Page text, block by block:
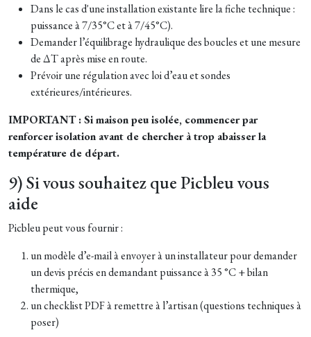
Dans le cas d'une installation existante lire la fiche technique :
puissance à 7/35°C et à 7/45°C).
Demander l’équilibrage hydraulique des boucles et une mesure
de ΔT après mise en route.
Prévoir une régulation avec loi d’eau et sondes
extérieures/intérieures.
IMPORTANT : Si maison peu isolée, commencer par
renforcer isolation avant de chercher à trop abaisser la
température de départ.
9) Si vous souhaitez que Picbleu vous
aide
Picbleu peut vous fournir :
un modèle d’e-mail à envoyer à un installateur pour demander
un devis précis en demandant puissance à 35 °C + bilan
thermique,
un checklist PDF à remettre à l’artisan (questions techniques à
poser)